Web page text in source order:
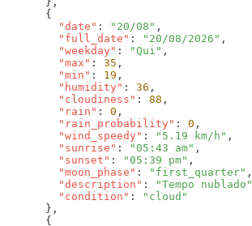
        "date"
: "20/08"
        "full_date"
: "20/08/2026"
        "weekday"
: "Qui"
        "max"
: 35
        "min"
: 19
        "humidity"
: 36
        "cloudiness"
: 88
        "rain"
: 0
        "rain_probability"
: 0
        "wind_speedy"
: "5.19 km/h"
        "sunrise"
: "05:43 am"
        "sunset"
: "05:39 pm"
        "moon_phase"
: "first_quarter"
        "description"
: "Tempo nublado"
        "condition"
: